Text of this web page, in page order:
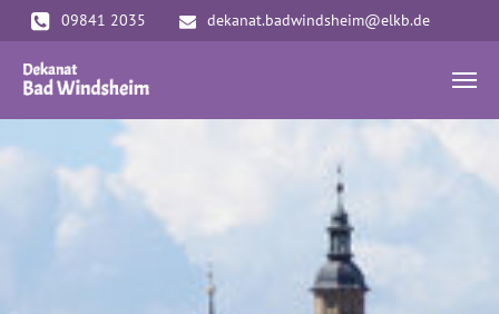
Zum Hauptinhalt springen
09841 2035 dekanat.badwindsheim@elkb.de